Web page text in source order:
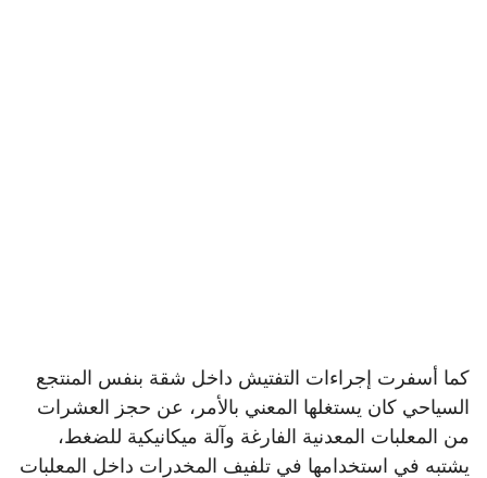
كما أسفرت إجراءات التفتيش داخل شقة بنفس المنتجع
السياحي كان يستغلها المعني بالأمر، عن حجز العشرات
من المعلبات المعدنية الفارغة وآلة ميكانيكية للضغط،
يشتبه في استخدامها في تلفيف المخدرات داخل المعلبات